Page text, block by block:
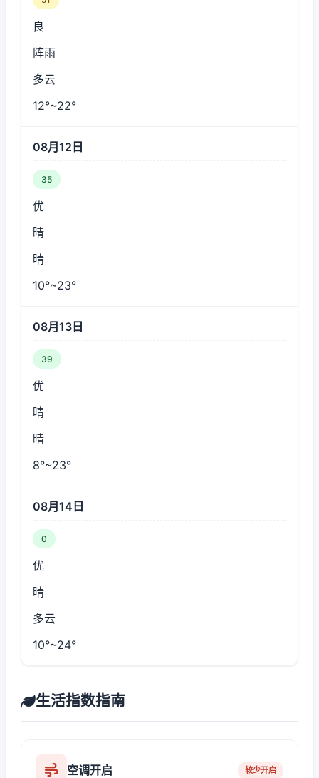
良
阵雨
多云
12°~22°
08月12日
35
优
晴
晴
10°~23°
08月13日
39
优
晴
晴
8°~23°
08月14日
0
优
晴
多云
10°~24°
生活指数指南
空调开启 较少开启